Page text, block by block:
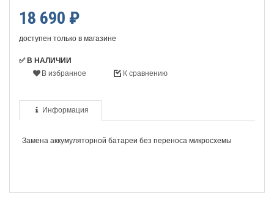
18 690 ₽
доступен только в магазине
✅ В НАЛИЧИИ
В избранное
К сравнению
Информация
Замена аккумуляторной батареи без переноса микросхемы